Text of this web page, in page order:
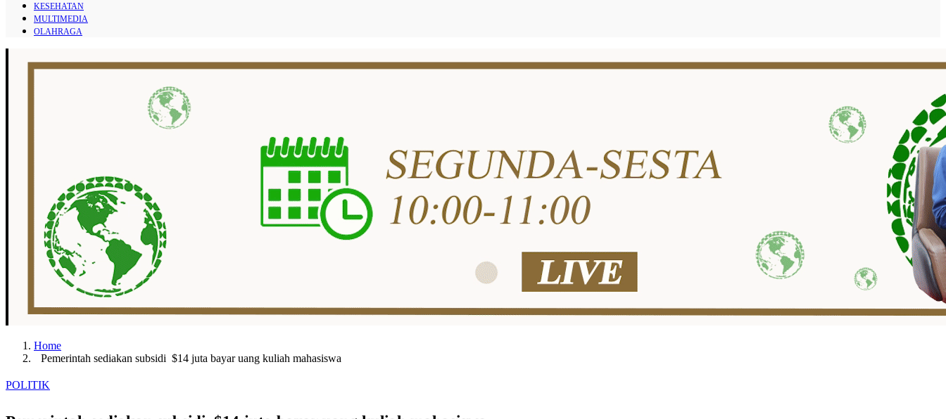
KESEHATAN
MULTIMEDIA
OLAHRAGA
Home
Pemerintah sediakan subsidi $14 juta bayar uang kuliah mahasiswa
POLITIK